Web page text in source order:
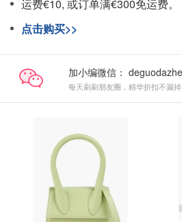
运费€10, 或订单满€300免运费。
点击购买>>
加小编微信：
每天刷刷朋友圈，精华折扣不漏掉